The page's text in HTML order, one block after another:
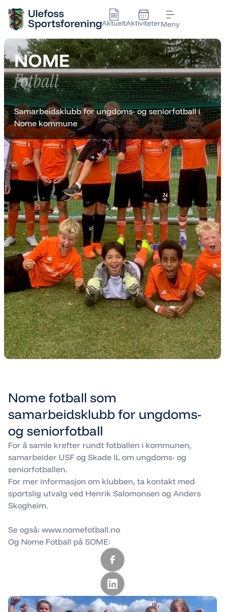
AktueltAktiviteterMeny
NOME
Fotball
Samarbeidsklubb for ungdoms- og seniorfotball i
Nome kommune
Nome fotball som
samarbeidsklubb for ungdoms-
og seniorfotball
For å samle krefter rundt fotballen i kommunen,
samarbeider USF og Skade IL om ungdoms- og
seniorfotballen.
For mer informasjon om klubben, ta kontakt med
sportslig utvalg ved Henrik Salomonsen og Anders
Skogheim.
Se også: www.nomefotball.no
Og Nome Fotball på SOME: